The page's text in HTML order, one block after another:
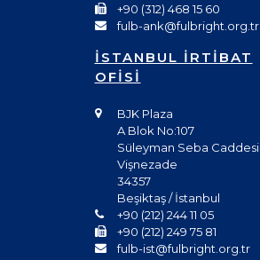
+90 (312) 468 15 60
fulb-ank@fulbright.org.tr
İSTANBUL İRTİBAT
OFİSİ
BJK Plaza
A Blok No:107
Süleyman Seba Caddesi,
Vişnezade
34357
Beşiktaş / İstanbul
+90 (212) 244 11 05
+90 (212) 249 75 81
fulb-ist@fulbright.org.tr